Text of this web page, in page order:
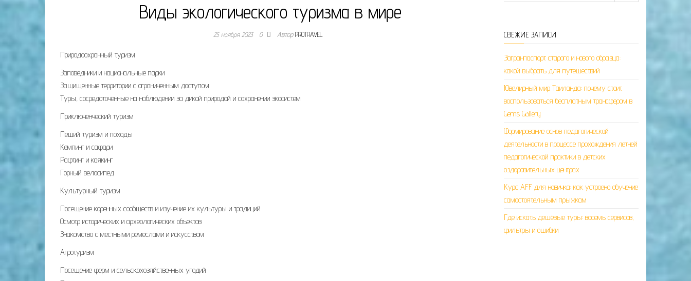
Виды экологического туризма в мире
25 ноября 2023 0 АвторPROTRAVEL
Природоохранный туризм
Заповедники и национальные парки
Защищенные территории с ограниченным доступом
Туры, сосредоточенные на наблюдении за дикой природой и сохранении экосистем
Приключенческий туризм
Пеший туризм и походы
Кемпинг и сафари
Рафтинг и каякинг
Горный велосипед
Культурный туризм
Посещение коренных сообществ и изучение их культуры и традиций
Осмотр исторических и археологических объектов
Знакомство с местными ремеслами и искусством
Агротуризм
Посещение ферм и сельскохозяйственных угодий
СВЕЖИЕ ЗАПИСИ
Загранпаспорт старого и нового образца:
какой выбрать для путешествий
Ювелирный мир Таиланда: почему стоит
воспользоваться бесплатным трансфером в
Gems Gallery
Формирование основ педагогической
деятельности в процессе прохождения летней
педагогической практики в детских
оздоровительных центрах
Курс AFF для новичка: как устроено обучение
самостоятельным прыжкам
Где искать дешёвые туры: восемь сервисов,
фильтры и ошибки